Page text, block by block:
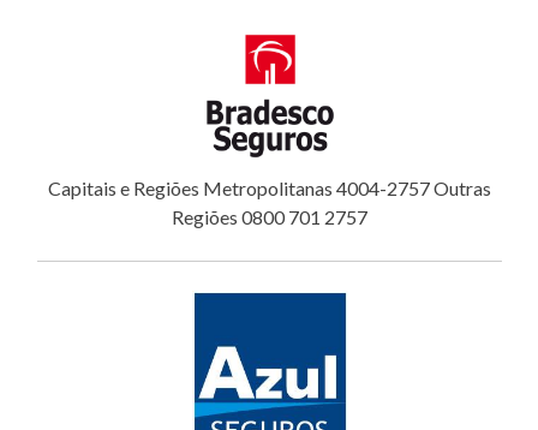
Capitais e Regiões Metropolitanas 4004-2757 Outras
Regiões 0800 701 2757